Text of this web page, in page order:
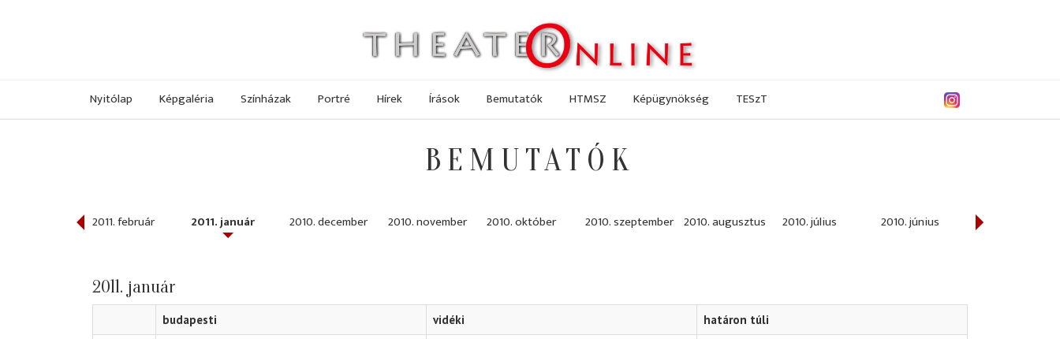
Nyitólap Képgaléria Színházak Portré Hírek Írások Bemutatók HTMSZ Képügynökség TESzT
BEMUTATÓK
2011. február 2011. január 2010. december 2010. november 2010. október 2010. szeptember 2010. augusztus 2010. július 2010. június 2010. május
2011. január
budapesti vidéki
határon túli